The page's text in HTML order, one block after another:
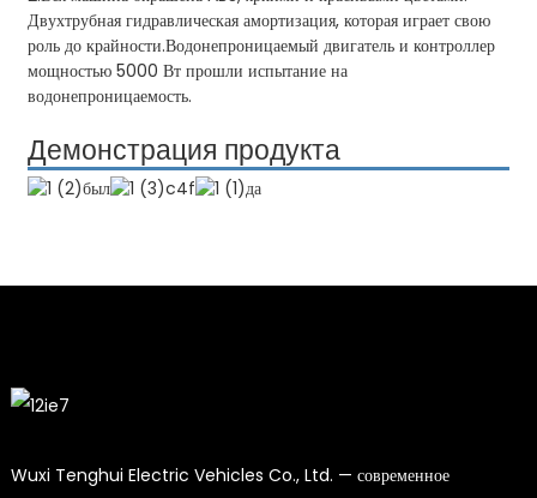
Двухтрубная гидравлическая амортизация, которая играет свою
роль до крайности.Водонепроницаемый двигатель и контроллер
мощностью 5000 Вт прошли испытание на
водонепроницаемость.
Демонстрация продукта
Wuxi Tenghui Electric Vehicles Co., Ltd. — современное